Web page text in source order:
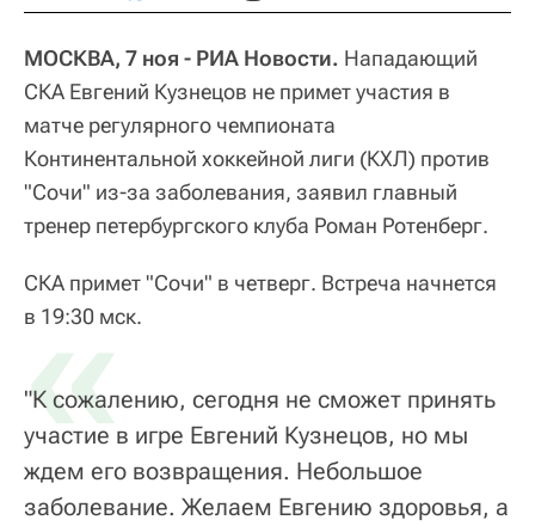
МОСКВА, 7 ноя - РИА Новости. Нападающий
СКА Евгений Кузнецов не примет участия в
матче регулярного чемпионата
Континентальной хоккейной лиги (КХЛ) против
"Сочи" из-за заболевания, заявил главный
тренер петербургского клуба Роман Ротенберг.
СКА примет "Сочи" в четверг. Встреча начнется
в 19:30 мск.
«
"К сожалению, сегодня не сможет принять
участие в игре Евгений Кузнецов, но мы
ждем его возвращения. Небольшое
заболевание. Желаем Евгению здоровья, а